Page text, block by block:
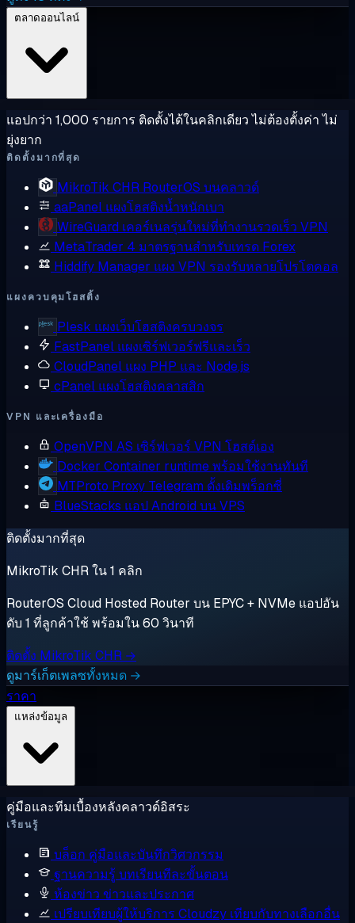
แอปกว่า 1,000 รายการ ติดตั้งได้ในคลิกเดียว ไม่ต้องตั้งค่า ไม่
ยุ่งยาก
ติดตั้งมากที่สุด
MikroTik CHR RouterOS บนคลาวด์
aaPanel แผงโฮสติงน้ำหนักเบา
WireGuard เคอร์เนลรุ่นใหม่ที่ทำงานรวดเร็ว VPN
MetaTrader 4 มาตรฐานสำหรับเทรด Forex
Hiddify Manager แผง VPN รองรับหลายโปรโตคอล
แผงควบคุมโฮสติ้ง
Plesk แผงเว็บโฮสติงครบวงจร
FastPanel แผงเซิร์ฟเวอร์ฟรีและเร็ว
CloudPanel แผง PHP และ Node.js
cPanel แผงโฮสติงคลาสสิก
VPN และเครื่องมือ
OpenVPN AS เซิร์ฟเวอร์ VPN โฮสต์เอง
Docker Container runtime พร้อมใช้งานทันที
MTProto Proxy Telegram ดั้งเดิมพร็อกซี่
BlueStacks แอป Android บน VPS
ติดตั้งมากที่สุด
MikroTik CHR ใน 1 คลิก
RouterOS Cloud Hosted Router บน EPYC + NVMe แอปอัน
ดับ 1 ที่ลูกค้าใช้ พร้อมใน 60 วินาที
ติดตั้ง MikroTik CHR →
ดูมาร์เก็ตเพลซทั้งหมด →
ราคา
คู่มือและทีมเบื้องหลังคลาวด์อิสระ
เรียนรู้
บล็อก คู่มือและบันทึกวิศวกรรม
ฐานความรู้ บทเรียนทีละขั้นตอน
ห้องข่าว ข่าวและประกาศ
เปรียบเทียบผู้ให้บริการ Cloudzy เทียบกับทางเลือกอื่น